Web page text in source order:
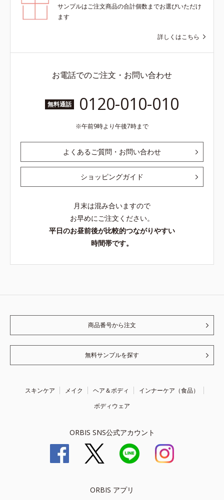
サンプルはご注文商品の合計個数までお選びいただけ
ます
詳しくはこちら
お電話でのご注文・お問い合わせ
無料通話 0120-010-010
午前9時より午後7時まで
よくあるご質問・お問い合わせ
ショッピングガイド
月末は混み合いますので
お早めにご注文ください。
平日のお昼前後が比較的つながりやすい
時間帯です。
商品番号から注文
無料サンプルを探す
スキンケア メイク ヘア＆ボディ
インナーケア（食品）
ボディウェア
ORBIS SNS公式アカウント
ORBIS アプリ